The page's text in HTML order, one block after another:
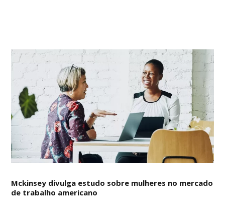
Mckinsey divulga estudo sobre mulheres no mercado
de trabalho americano